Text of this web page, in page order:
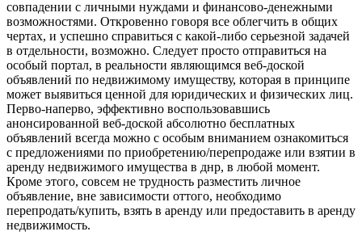
совпадении с личными нуждами и финансово-денежными
возможностями. Откровенно говоря все облегчить в общих
чертах, и успешно справиться с какой-либо серьезной задачей
в отдельности, возможно. Следует просто отправиться на
особый портал, в реальности являющимся веб-доской
объявлений по недвижимому имуществу, которая в принципе
может выявиться ценной для юридических и физических лиц.
Перво-наперво, эффективно воспользовавшись
анонсированной веб-доской абсолютно бесплатных
объявлений всегда можно с особым вниманием ознакомиться
с предложениями по приобретению/перепродаже или взятии в
аренду недвижимого имущества в днр, в любой момент.
Кроме этого, совсем не трудность разместить личное
объявление, вне зависимости оттого, необходимо
перепродать/купить, взять в аренду или предоставить в аренду
недвижимость.